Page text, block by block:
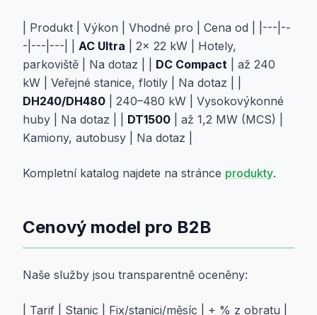
| Produkt | Výkon | Vhodné pro | Cena od | |---|--
-|---|---| | AC Ultra | 2× 22 kW | Hotely,
parkoviště | Na dotaz | | DC Compact | až 240
kW | Veřejné stanice, flotily | Na dotaz | |
DH240/DH480 | 240–480 kW | Vysokovýkonné
huby | Na dotaz | | DT1500 | až 1,2 MW (MCS) |
Kamiony, autobusy | Na dotaz |
Kompletní katalog najdete na stránce produkty.
Cenový model pro B2B
Naše služby jsou transparentně oceněny:
| Tarif | Stanic | Fix/stanici/měsíc | + % z obratu |